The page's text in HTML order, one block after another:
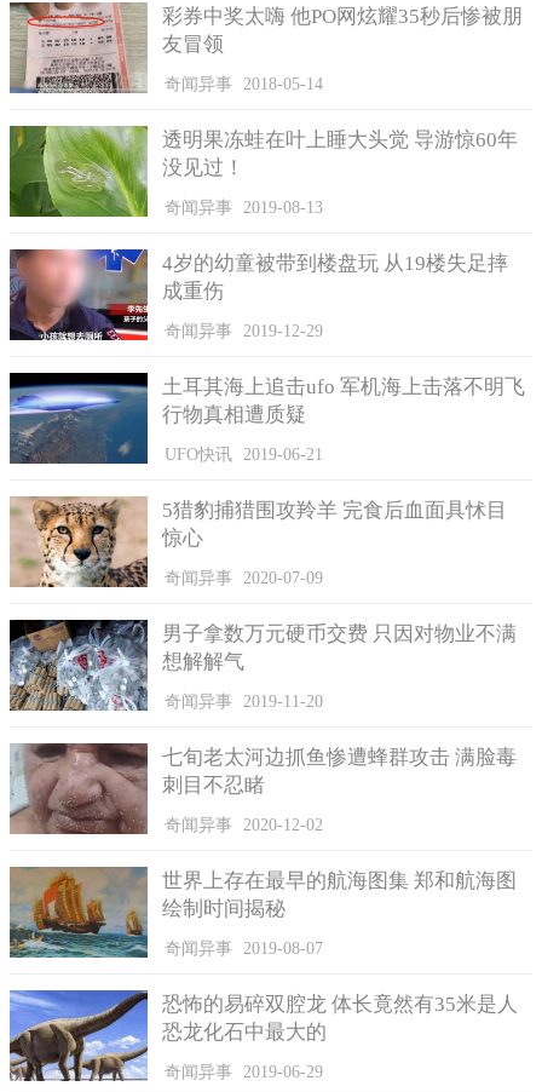
邈感到不满，认为这个位子本来应该是他的，但曹操浑然不知，
甚至出征徐州前特别对家人说：如果这次我回不来，你们就去投
奔张邈，他会善待你们的，后来没想到被张邈在背后狠狠捅一
曹操被张邈背叛后，才养成多疑的个性。
张邈希望自己能获得兗州牧的位子，又知道自己的实力不
足，就迎接吕布当兗州牧，借此大伤曹操势力。吕布先后占领兗
州境内的郡县，最后只剩下荀彧、程昱拼死守住的东阿、甄城三
县，曹操吓得放弃攻打徐州，回到兗州大战吕布。
曹操战胜吕布后，把张邈抓起来，面对自己曾经的好兄弟，
只好闭眼下令夷灭三族，从此曹操再也不相信任何人，从热血青
年转变成一名生性多疑的枭雄。
彩券中奖太嗨 他PO网炫耀35秒后惨被朋
友冒领
奇闻异事 2018-05-14
透明果冻蛙在叶上睡大头觉 导游惊60年
没见过！
奇闻异事 2019-08-13
4岁的幼童被带到楼盘玩 从19楼失足摔
成重伤
奇闻异事 2019-12-29
土耳其海上追击ufo 军机海上击落不明飞
行物真相遭质疑
UFO快讯 2019-06-21
5猎豹捕猎围攻羚羊 完食后血面具怵目
惊心
奇闻异事 2020-07-09
男子拿数万元硬币交费 只因对物业不满
想解解气
奇闻异事 2019-11-20
七旬老太河边抓鱼惨遭蜂群攻击 满脸毒
刺目不忍睹
奇闻异事 2020-12-02
世界上存在最早的航海图集 郑和航海图
绘制时间揭秘
奇闻异事 2019-08-07
恐怖的易碎双腔龙 体长竟然有35米是人
恐龙化石中最大的
奇闻异事 2019-06-29